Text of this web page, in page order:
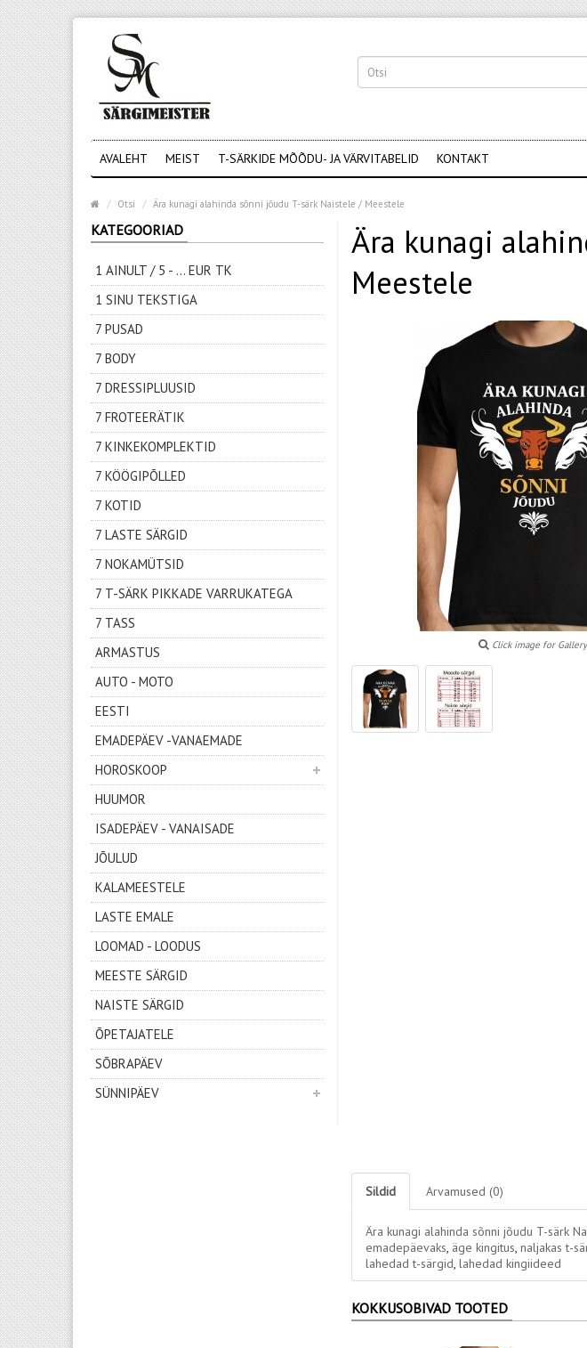
AVALEHT MEIST T-SÄRKIDE MÕÕDU- JA VÄRVITABELID KONTAKT
Otsi Ära kunagi alahinda sõnni jõudu T-särk Naistele / Meestele
KATEGOORIAD
1 AINULT / 5 - ... EUR TK
1 SINU TEKSTIGA
7 PUSAD
7 BODY
7 DRESSIPLUUSID
7 FROTEERÄTIK
7 KINKEKOMPLEKTID
7 KÖÖGIPÕLLED
7 KOTID
7 LASTE SÄRGID
7 NOKAMÜTSID
7 T-SÄRK PIKKADE VARRUKATEGA
7 TASS
ARMASTUS
AUTO - MOTO
EESTI
EMADEPÄEV -VANAEMADE
HOROSKOOP
HUUMOR
ISADEPÄEV - VANAISADE
JÕULUD
KALAMEESTELE
LASTE EMALE
LOOMAD - LOODUS
MEESTE SÄRGID
NAISTE SÄRGID
ÕPETAJATELE
SÕBRAPÄEV
SÜNNIPÄEV
Ära kunagi
Meestele
Click image for Gallery
Sildid Arvamused (0)
Ära kunagi alahinda sõnni jõudu T-särk
emadepäevaks, äge kingitus, naljakas t-
lahedad t-särgid, lahedad kingiideed
KOKKUSOBIVAD TOOTED